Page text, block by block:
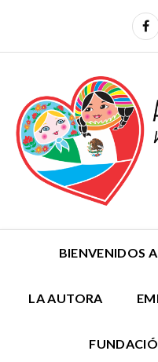
BIENVENIDOS
LA AUTORA